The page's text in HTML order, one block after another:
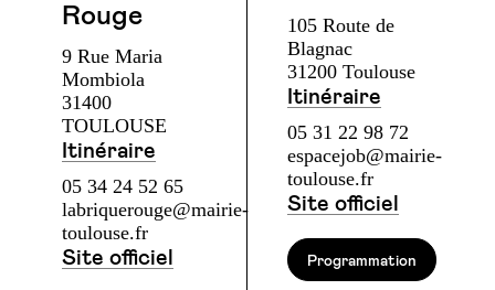
Rouge
9 Rue Maria
Mombiola
31400
TOULOUSE
Itinéraire
05 34 24 52 65
labriquerouge@mairie-
toulouse.fr
Site officiel
105 Route de
Blagnac
31200 Toulouse
Itinéraire
05 31 22 98 72
espacejob@mairie-
toulouse.fr
Site officiel
Programmation